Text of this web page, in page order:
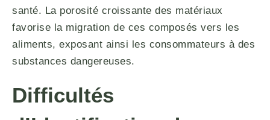
santé. La porosité croissante des matériaux
favorise la migration de ces composés vers les
aliments, exposant ainsi les consommateurs à des
substances dangereuses.
Difficultés